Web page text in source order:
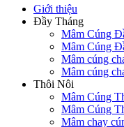
Giới thiệu
Đầy Tháng
Mâm Cúng
Mâm Cúng
Mâm cúng
Mâm cúng
Thôi Nôi
Mâm Cúng
Mâm Cúng
Mâm chay